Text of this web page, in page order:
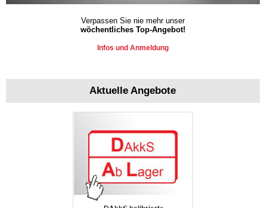
Verpassen Sie nie mehr unser
wöchentliches Top-Angebot!
Infos und Anmeldung
Aktuelle Angebote